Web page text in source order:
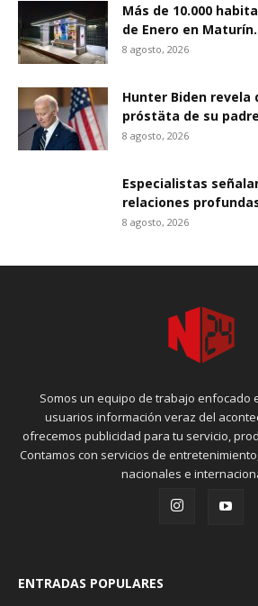
Más de 10.000
de Enero en
8 agosto, 2026
Hunter Biden revela
próstäta de su
8 agosto, 2026
Especialistas
relaciones
8 agosto, 2026
Somos un equipo de trabajo enfocado
usuarios información veraz del
ofrecemos publicidad para tu servicio,
Contamos con servicios de
nacionales e
ENTRADAS POPULARES